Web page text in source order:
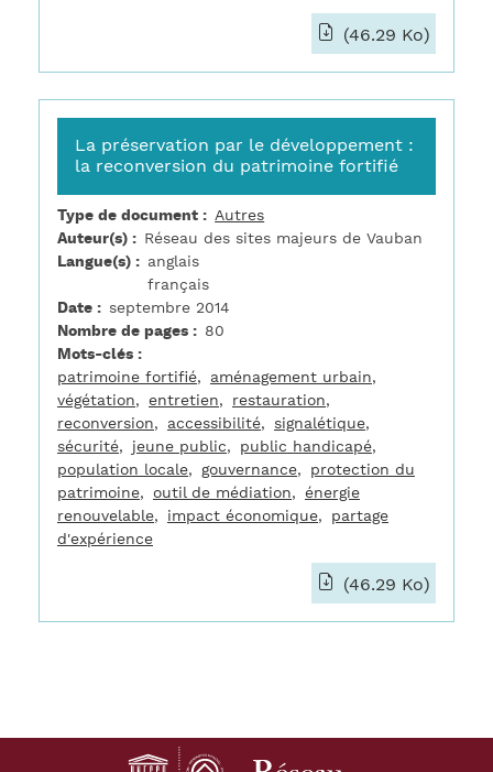
(46.29 Ko)
La préservation par le développement :
la reconversion du patrimoine fortifié
Type de document
Autres
Auteur(s)
Réseau des sites majeurs de Vauban
Langue(s)
anglais
français
Date
septembre 2014
Nombre de pages
80
Mots-clés
patrimoine fortifié
aménagement urbain
végétation
entretien
restauration
reconversion
accessibilité
signalétique
sécurité
jeune public
public handicapé
population locale
gouvernance
protection du
patrimoine
outil de médiation
énergie
renouvelable
impact économique
partage
d'expérience
(46.29 Ko)